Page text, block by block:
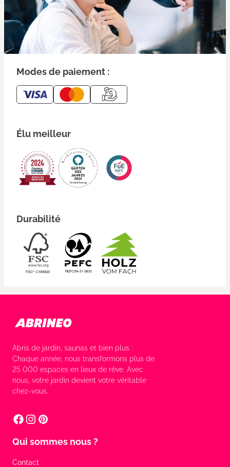
Modes de paiement :
Élu meilleur
Durabilité
Abris de jardin, saunas et bien plus :
Chaque année, nous transformons plus de
25 000 espaces en lieux de rêve. Avec
nous, votre jardin devient votre véritable
chez-vous.
Qui sommes nous ?
Contact